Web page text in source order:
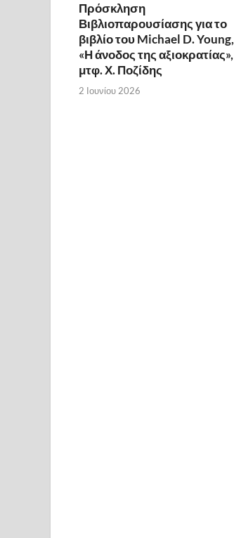
Πρόσκληση
Βιβλιοπαρουσίασης για το
βιβλίο του Michael D. Young,
«Η άνοδος της αξιοκρατίας»,
μτφ. Χ. Ποζίδης
2 Ιουνίου 2026